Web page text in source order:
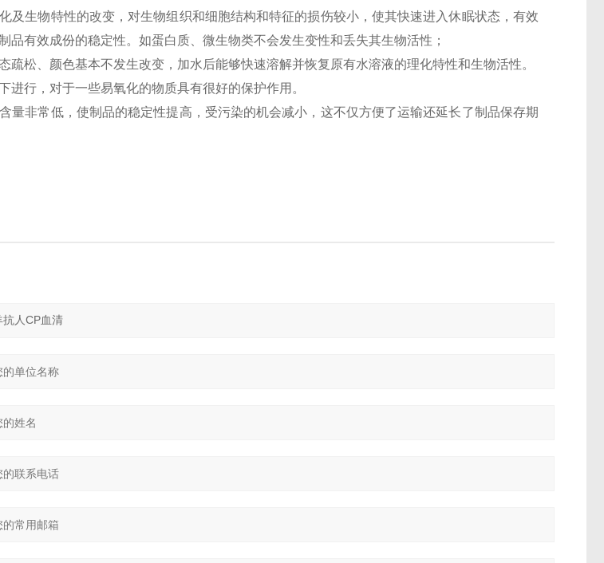
及生物特性的改变，对生物组织和细胞结构和特征的损伤较小，使其快速进入休眠状态，有效
品有效成份的稳定性。如蛋白质、微生物类不会发生变性和丢失其生物活性；
疏松、颜色基本不发生改变，加水后能够快速溶解并恢复原有水溶液的理化特性和生物活性。
进行，对于一些易氧化的物质具有很好的保护作用。
量非常低，使制品的稳定性提高，受污染的机会减小，这不仅方便了运输还延长了制品保存期